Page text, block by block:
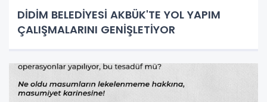
DİDİM BELEDİYESİ AKBÜK'TE YOL YAPIM
ÇALIŞMALARINI GENİŞLETİYOR